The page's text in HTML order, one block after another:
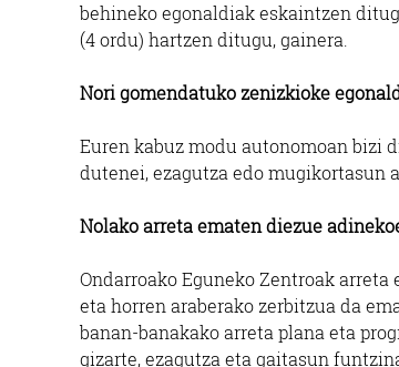
behineko egonaldiak eskaintzen
(4 ordu) hartzen ditugu, gainera.
Nori gomendatuko zenizkioke
Euren kabuz modu autonomoan bizi
dutenei, ezagutza edo mugikortasun
Nolako arreta ematen diezue
Ondarroako Eguneko Zentroak
eta horren araberako zerbitzua da
banan-banakako arreta plana eta
gizarte, ezagutza eta gaitasun